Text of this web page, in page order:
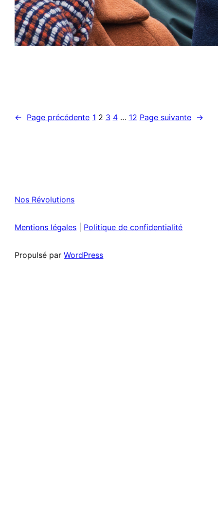
← Page précédente 1 2 3 4 … 12 Page suivante →
Nos Révolutions
Mentions légales Politique de confidentialité
Propulsé parWordPress